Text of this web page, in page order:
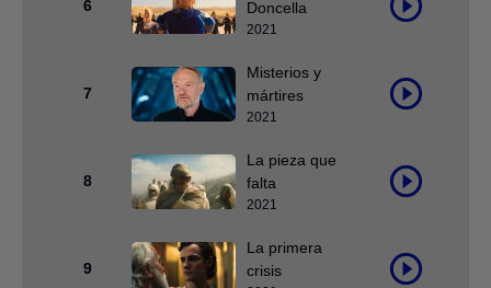
6
Doncella
2021
7
Misterios y
mártires
2021
8
La pieza que
falta
2021
9
La primera
crisis